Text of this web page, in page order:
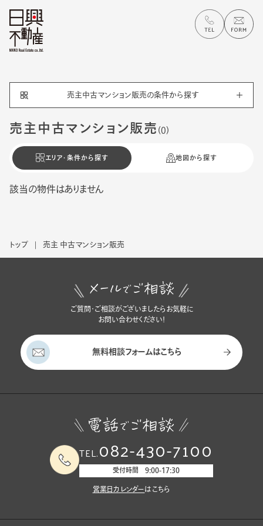
売主中古マンション販売の条件から探す
売主中古マンション販売(0)
エリア・条件から探す 地図から探す
該当の物件はありません
トップ 売主 中古マンション販売
ご質問・ご相談がございましたらお気軽に
お問い合わせください！
無料相談フォームはこちら
TEL.082-430-7100
受付時間 9:00-17:30
営業日カレンダーはこちら